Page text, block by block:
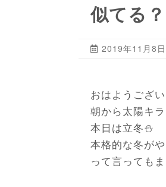
似てる？
2019年11月8日
おはようござい
朝から太陽キ
本日は立冬⛄
本格的な冬が
って言っても